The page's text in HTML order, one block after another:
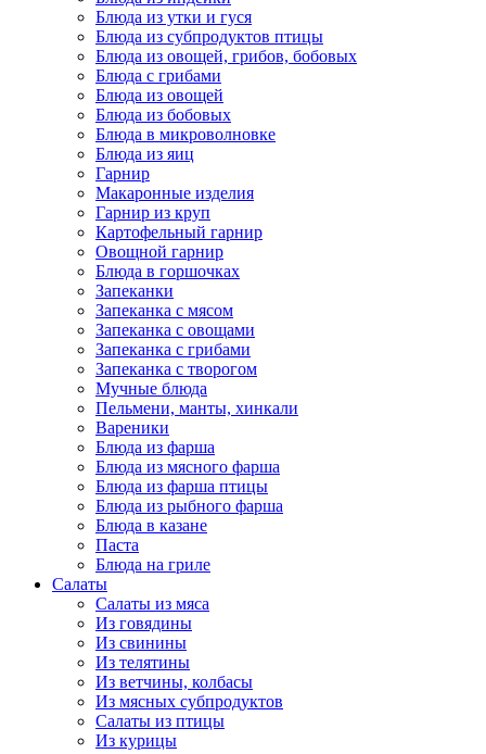
Блюда из утки и гуся
Блюда из субпродуктов птицы
Блюда из овощей, грибов, бобовых
Блюда с грибами
Блюда из овощей
Блюда из бобовых
Блюда в микроволновке
Блюда из яиц
Гарнир
Макаронные изделия
Гарнир из круп
Картофельный гарнир
Овощной гарнир
Блюда в горшочках
Запеканки
Запеканка с мясом
Запеканка с овощами
Запеканка с грибами
Запеканка с творогом
Мучные блюда
Пельмени, манты, хинкали
Вареники
Блюда из фарша
Блюда из мясного фарша
Блюда из фарша птицы
Блюда из рыбного фарша
Блюда в казане
Паста
Блюда на гриле
Салаты
Салаты из мяса
Из говядины
Из свинины
Из телятины
Из ветчины, колбасы
Из мясных субпродуктов
Салаты из птицы
Из курицы